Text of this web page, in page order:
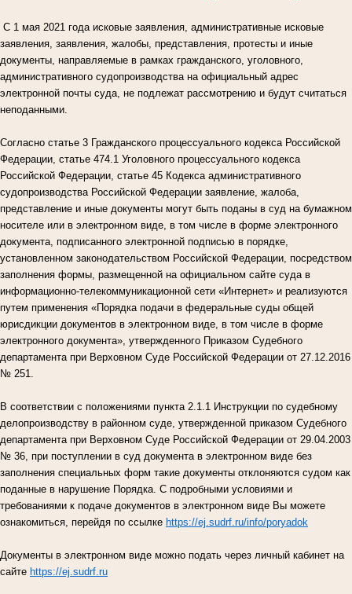
С 1 мая 2021 года исковые заявления, административные исковые
заявления, заявления, жалобы, представления, протесты и иные
документы, направляемые в рамках гражданского, уголовного,
административного судопроизводства на официальный адрес
электронной почты суда, не подлежат рассмотрению и будут считаться
неподанными.
Согласно статье 3 Гражданского процессуального кодекса Российской
Федерации, статье 474.1 Уголовного процессуального кодекса
Российской Федерации, статье 45 Кодекса административного
судопроизводства Российской Федерации заявление, жалоба,
представление и иные документы могут быть поданы в суд на бумажном
носителе или в электронном виде, в том числе в форме электронного
документа, подписанного электронной подписью в порядке,
установленном законодательством Российской Федерации, посредством
заполнения формы, размещенной на официальном сайте суда в
информационно-телекоммуникационной сети «Интернет» и реализуются
путем применения «Порядка подачи в федеральные суды общей
юрисдикции документов в электронном виде, в том числе в форме
электронного документа», утвержденного Приказом Судебного
департамента при Верховном Суде Российской Федерации от 27.12.2016
№ 251.
В соответствии с положениями пункта 2.1.1 Инструкции по судебному
делопроизводству в районном суде, утвержденной приказом Судебного
департамента при Верховном Суде Российской Федерации от 29.04.2003
№ 36, при поступлении в суд документа в электронном виде без
заполнения специальных форм такие документы отклоняются судом как
поданные в нарушение Порядка. С подробными условиями и
требованиями к подаче документов в электронном виде Вы можете
ознакомиться, перейдя по ссылке https://ej.sudrf.ru/info/poryadok
Документы в электронном виде можно подать через личный кабинет на
сайте https://ej.sudrf.ru